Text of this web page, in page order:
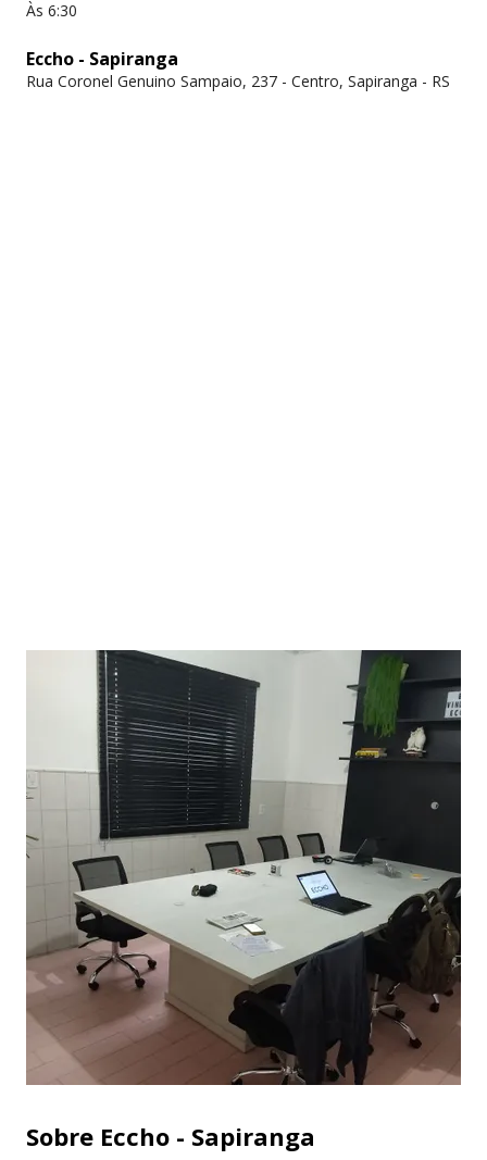
Às 6:30
Eccho - Sapiranga
Rua Coronel Genuino Sampaio, 237 - Centro, Sapiranga - RS
Sobre Eccho - Sapiranga